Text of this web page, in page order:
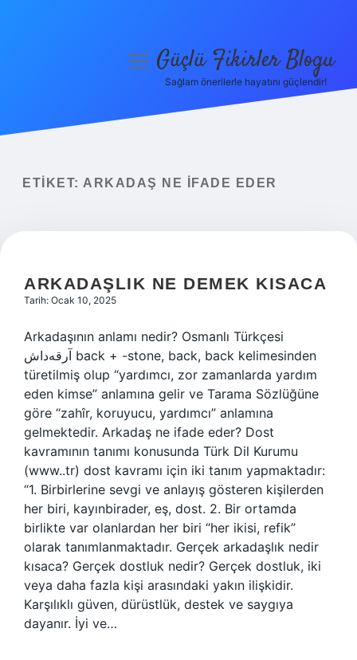
Yasal Uyarı
menüyüGüçlü Fikirler Blogu
Sağlam önerilerle hayatını güçlendir!
ETIKET: ARKADAŞ NE IFADE EDER
ARKADAŞLIK NE DEMEK KISACA
Tarih: Ocak 10, 2025
Arkadaşının anlamı nedir? Osmanlı Türkçesi
آرقه‌داش back + -stone, back, back kelimesinden
türetilmiş olup “yardımcı, zor zamanlarda yardım
eden kimse” anlamına gelir ve Tarama Sözlüğüne
göre “zahîr, koruyucu, yardımcı” anlamına
gelmektedir. Arkadaş ne ifade eder? Dost
kavramının tanımı konusunda Türk Dil Kurumu
(www..tr) dost kavramı için iki tanım yapmaktadır:
“1. Birbirlerine sevgi ve anlayış gösteren kişilerden
her biri, kayınbirader, eş, dost. 2. Bir ortamda
birlikte var olanlardan her biri “her ikisi, refik”
olarak tanımlanmaktadır. Gerçek arkadaşlık nedir
kısaca? Gerçek dostluk nedir? Gerçek dostluk, iki
veya daha fazla kişi arasındaki yakın ilişkidir.
Karşılıklı güven, dürüstlük, destek ve saygıya
dayanır. İyi ve…